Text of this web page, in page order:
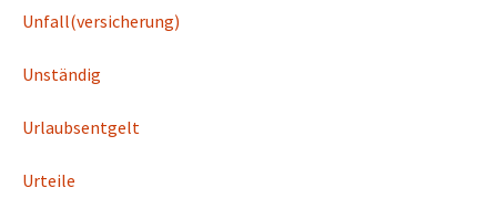
Unfall(versicherung)
Unständig
Urlaubsentgelt
Urteile